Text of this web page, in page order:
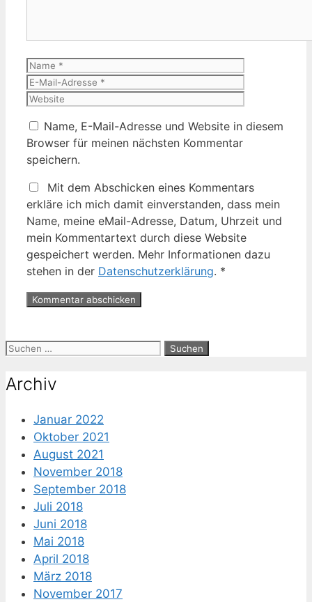
Name
Name, E-Mail-Adresse und Website in diesem
Browser für meinen nächsten Kommentar
speichern.
Mit dem Abschicken eines Kommentars
erkläre ich mich damit einverstanden, dass mein
Name, meine eMail-Adresse, Datum, Uhrzeit und
mein Kommentartext durch diese Website
gespeichert werden. Mehr Informationen dazu
stehen in der Datenschutzerklärung. *
Suche
Archiv
Januar 2022
Oktober 2021
August 2021
November 2018
September 2018
Juli 2018
Juni 2018
Mai 2018
April 2018
März 2018
November 2017